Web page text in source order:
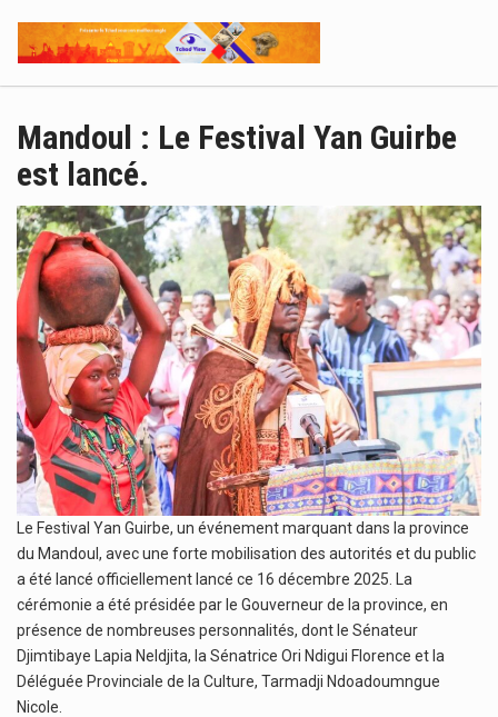
Mandoul : Le Festival Yan Guirbe
est lancé.
Le Festival Yan Guirbe, un événement marquant dans la province
du Mandoul, avec une forte mobilisation des autorités et du public
a été lancé officiellement lancé ce 16 décembre 2025. La
cérémonie a été présidée par le Gouverneur de la province, en
présence de nombreuses personnalités, dont le Sénateur
Djimtibaye Lapia Neldjita, la Sénatrice Ori Ndigui Florence et la
Déléguée Provinciale de la Culture, Tarmadji Ndoadoumngue
Nicole.